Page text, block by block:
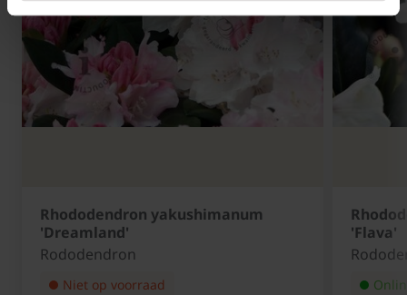
Rhododendron yakushimanum
'Dreamland'
Rododendron
Niet op voorraad
'Flava'